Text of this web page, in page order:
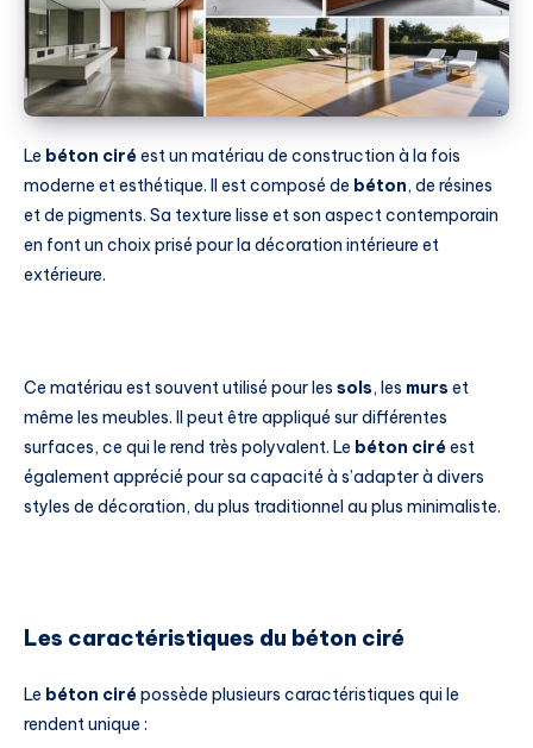
Le béton ciréest un matériau de construction à la fois
moderne et esthétique. Il est composé de béton, de résines
et de pigments. Sa texture lisse et son aspect contemporain
en font un choix prisé pour la décoration intérieure et
extérieure.
Ce matériau est souvent utilisé pour les sols, les murs et
même les meubles. Il peut être appliqué sur différentes
surfaces, ce qui le rend très polyvalent. Le béton ciréest
également apprécié pour sa capacité à s’adapter à divers
styles de décoration, du plus traditionnel au plus minimaliste.
Les caractéristiques du béton ciré
Le béton cirépossède plusieurs caractéristiques qui le
rendent unique :